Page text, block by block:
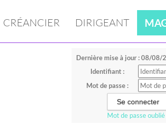
CRÉANCIER DIRIGEANT
Dernière mise à jour : 08/08/
Identifiant :
Mot de passe :
Mot de passe oublié